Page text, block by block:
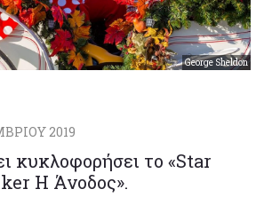
George Sheldon
2019
κυκλοφορήσει το «Star
Η Άνοδος».